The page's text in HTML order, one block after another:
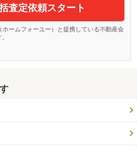
査定依頼スタート
ホームフォーユー）と提携している不動産会